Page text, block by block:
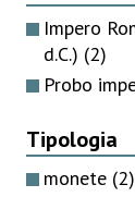
Impero
d.C.) (2)
Probo
Tipologia
monete (2)